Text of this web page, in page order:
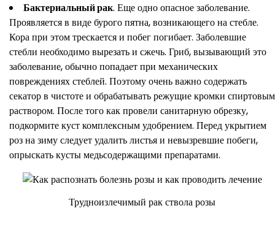
Бактериальный рак. Еще одно опасное заболевание.
Проявляется в виде бурого пятна, возникающего на стебле.
Кора при этом трескается и побег погибает. Заболевшие
стебли необходимо вырезать и сжечь. Гриб, вызывающий это
заболевание, обычно попадает при механических
повреждениях стеблей. Поэтому очень важно содержать
секатор в чистоте и обрабатывать режущие кромки спиртовым
раствором. После того как провели санитарную обрезку,
подкормите куст комплексным удобрением. Перед укрытием
роз на зиму следует удалить листья и невызревшие побеги,
опрыскать кусты медьсодержащими препаратами.
Трудноизлечимый рак ствола розы